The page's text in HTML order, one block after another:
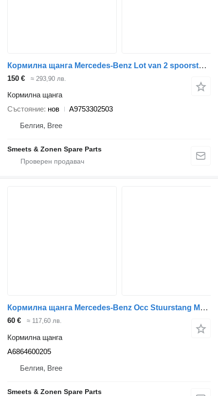
Кормилна щанга Mercedes-Benz Lot van 2 spoorstangen Mercedes A9753302503 за камион
150 € ≈ 293,90 лв.
Кормилна щанга
Състояние нов
A9753302503
Белгия, Bree
Smeets & Zonen Spare Parts
Кормилна щанга Mercedes-Benz Occ Stuurstang Mercedes Actros MP2/MP3 A6864600205 за камион
60 € ≈ 117,60 лв.
Кормилна щанга
A6864600205
Белгия, Bree
Smeets & Zonen Spare Parts